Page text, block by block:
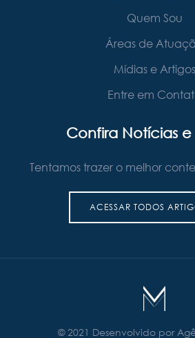
Quem Sou
Áreas de
Mídias e Artigos
Entre em
Confira Notícias e
Tentamos trazer o melhor
ACESSAR TODOS
© 2021 Desenvolvido por